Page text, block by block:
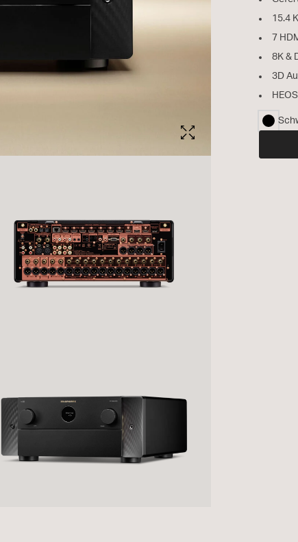
15.4
7
8K &
3D